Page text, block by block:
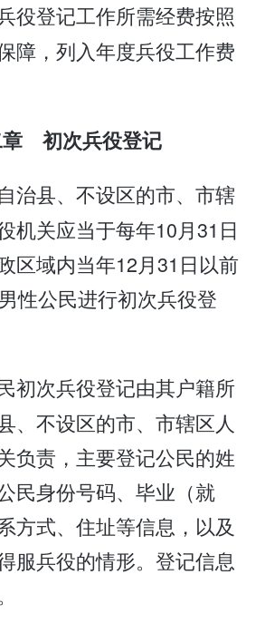
役登记工作所需经费按照
障，列入年度兵役工作费
章 初次兵役登记
治县、不设区的市、市辖
机关应当于每年10月31日
区域内当年12月31日以前
性公民进行初次兵役登
初次兵役登记由其户籍所
、不设区的市、市辖区人
负责，主要登记公民的姓
民身份号码、毕业（就
方式、住址等信息，以及
服兵役的情形。登记信息